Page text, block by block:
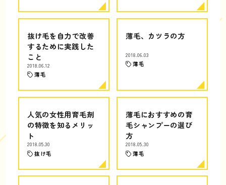
抜け毛を自力で改善
するために実践した
こと
2018.06.12
薄毛
薄毛、カツラの方
2018.06.03
薄毛
人気の女性用育毛剤
の特徴を知るメリッ
ト
2018.05.30
抜け毛
薄毛におすすめの育
毛シャンプーの選び
方
2018.05.30
薄毛